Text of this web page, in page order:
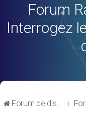
Forum
Interrogez
Forum de discussions sur le Regroupement de Crédits et le Rachat de Crédits